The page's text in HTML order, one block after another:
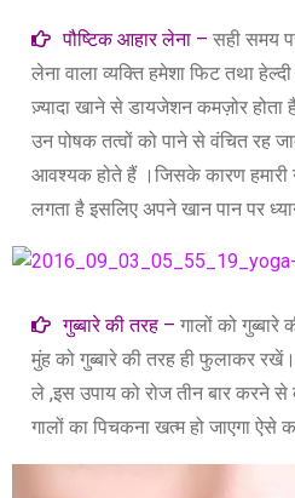
पौष्टिक आहार लेना – सही समय
लेना वाला व्यक्ति हमेशा फिट तथा
ज़्यादा खाने से डायजेशन कमज़ोर
उन पोषक तत्वों को पाने से वंचित रह
आवश्यक होते हैं ।जिसके कारण
लगता है इसलिए अपने खान पान पर
गुब्बारे की तरह – गालों को
मुंह को गुब्बारे की तरह ही फुलाकर
ले ,इस उपाय को रोज तीन बार करने
गालों का पिचकना खत्म हो जाएगा ऐसे